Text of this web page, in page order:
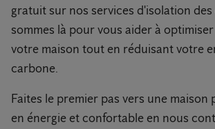
gratuit sur nos services d'isolation
sommes là pour vous aider à
votre maison tout en réduisant votre
carbone.
Faites le premier pas vers une maison
en énergie et confortable en nous